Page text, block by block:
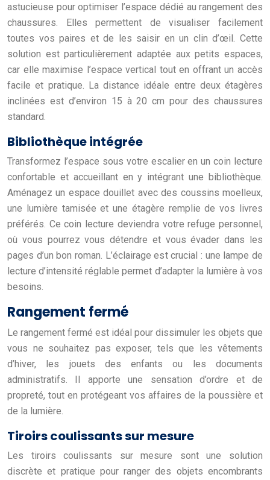
astucieuse pour optimiser l’espace dédié au rangement des
chaussures. Elles permettent de visualiser facilement
toutes vos paires et de les saisir en un clin d’œil. Cette
solution est particulièrement adaptée aux petits espaces,
car elle maximise l’espace vertical tout en offrant un accès
facile et pratique. La distance idéale entre deux étagères
inclinées est d’environ 15 à 20 cm pour des chaussures
standard.
Bibliothèque intégrée
Transformez l’espace sous votre escalier en un coin lecture
confortable et accueillant en y intégrant une bibliothèque.
Aménagez un espace douillet avec des coussins moelleux,
une lumière tamisée et une étagère remplie de vos livres
préférés. Ce coin lecture deviendra votre refuge personnel,
où vous pourrez vous détendre et vous évader dans les
pages d’un bon roman. L’éclairage est crucial : une lampe de
lecture d’intensité réglable permet d’adapter la lumière à vos
besoins.
Rangement fermé
Le rangement fermé est idéal pour dissimuler les objets que
vous ne souhaitez pas exposer, tels que les vêtements
d’hiver, les jouets des enfants ou les documents
administratifs. Il apporte une sensation d’ordre et de
propreté, tout en protégeant vos affaires de la poussière et
de la lumière.
Tiroirs coulissants sur mesure
Les tiroirs coulissants sur mesure sont une solution
discrète et pratique pour ranger des objets encombrants